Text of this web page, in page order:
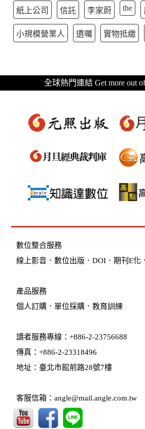
紙上公司 信託 李家蔚 the
小規模營業人 遺囑 實物抵繳
全球熱門連結 Get more out
數位整合服務
線上影音 ．數位出版 ．DOI ．期刊E化
產品服務
個人訂購 ． 單位採購 ．教育訓練
讀者服務專線：+886-2-23756688
傳真：+886-2-23318496
地址：臺北市館前路28號7樓
客服信箱：angle@mail.angle.com.tw